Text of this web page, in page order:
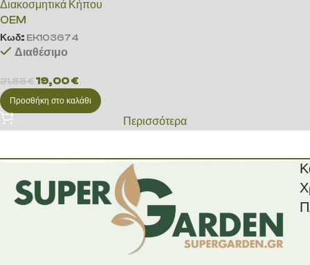
Διακοσμητικά Κήπου
OEM
Κωδ: EK103674
Διαθέσιμο
21,85€19,00€
Προσθήκη στο καλάθι
Περισσότερα